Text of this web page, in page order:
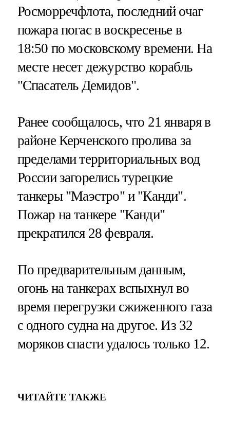
Росморречфлота, последний очаг
пожара погас в воскресенье в
18:50 по московскому времени. На
месте несет дежурство корабль
"Спасатель Демидов".
Ранее сообщалось, что 21 января в
районе Керченского пролива за
пределами территориальных вод
России загорелись турецкие
танкеры "Маэстро" и "Канди".
Пожар на танкере "Канди"
прекратился 28 февраля.
По предварительным данным,
огонь на танкерах вспыхнул во
время перегрузки сжиженного газа
с одного судна на другое. Из 32
моряков спасти удалось только 12.
ЧИТАЙТЕ ТАКЖЕ